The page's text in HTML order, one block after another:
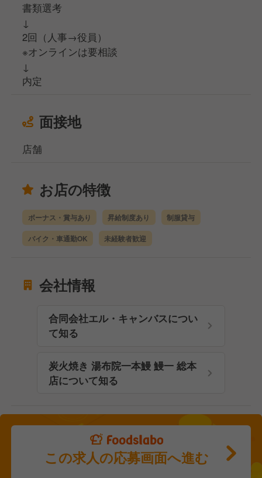
書類選考
↓
2回（人事→役員）
※オンラインは要相談
↓
内定
面接地
店舗
お店の特徴
ボーナス・賞与あり 昇給制度あり 制服貸与
バイク・車通勤OK 未経験者歓迎
会社情報
合同会社エル・キャンバスについ
て知る
炭火焼き 湯布院一本鰻 鰻一 総本
店について知る
この求人の応募画面へ進む